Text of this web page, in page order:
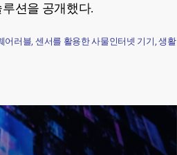
루션을 공개했다.
러블, 센서를 활용한 사물인터넷 기기, 생활